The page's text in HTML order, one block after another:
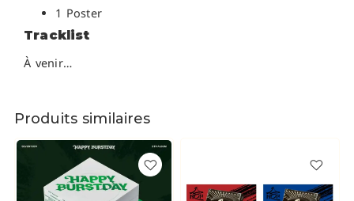
1 Poster
Tracklist
À venir…
Produits similaires